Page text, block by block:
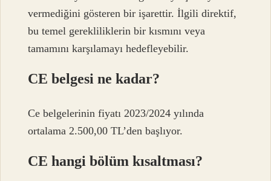
vermediğini gösteren bir işarettir. İlgili direktif,
bu temel gerekliliklerin bir kısmını veya
tamamını karşılamayı hedefleyebilir.
CE belgesi ne kadar?
Ce belgelerinin fiyatı 2023/2024 yılında
ortalama 2.500,00 TL’den başlıyor.
CE hangi bölüm kısaltması?